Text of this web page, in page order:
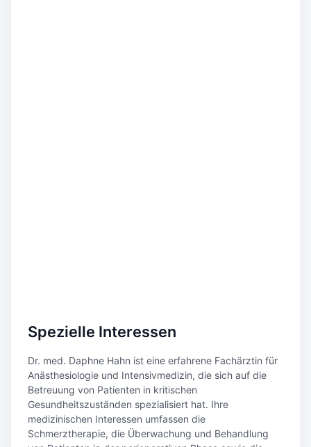
Spezielle Interessen
Dr. med. Daphne Hahn ist eine erfahrene Fachärztin für
Anästhesiologie und Intensivmedizin, die sich auf die
Betreuung von Patienten in kritischen
Gesundheitszuständen spezialisiert hat. Ihre
medizinischen Interessen umfassen die
Schmerztherapie, die Überwachung und Behandlung